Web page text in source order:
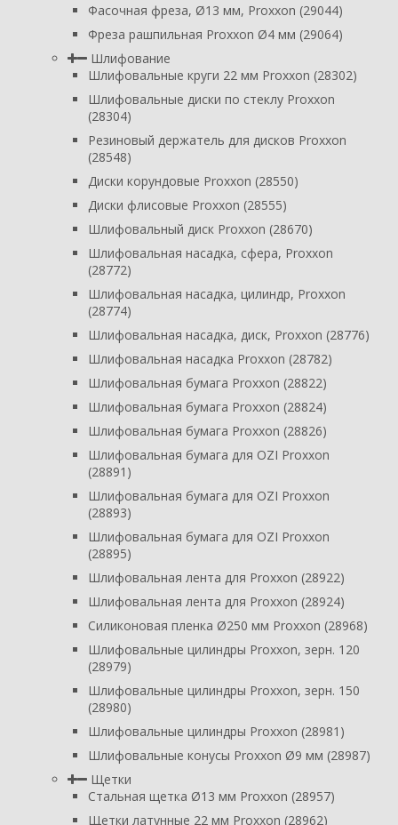
Фасочная фреза, Ø13 мм, Proxxon (29044)
Фреза рашпильная Proxxon Ø4 мм (29064)
Шлифование
Шлифовальные круги 22 мм Proxxon (28302)
Шлифовальные диски по стеклу Proxxon
(28304)
Резиновый держатель для дисков Proxxon
(28548)
Диски корундовые Proxxon (28550)
Диски флисовые Proxxon (28555)
Шлифовальный диск Proxxon (28670)
Шлифовальная насадка, сфера, Proxxon
(28772)
Шлифовальная насадка, цилиндр, Proxxon
(28774)
Шлифовальная насадка, диск, Proxxon (28776)
Шлифовальная насадка Proxxon (28782)
Шлифовальная бумага Proxxon (28822)
Шлифовальная бумага Proxxon (28824)
Шлифовальная бумага Proxxon (28826)
Шлифовальная бумага для OZI Proxxon
(28891)
Шлифовальная бумага для OZI Proxxon
(28893)
Шлифовальная бумага для OZI Proxxon
(28895)
Шлифовальная лента для Proxxon (28922)
Шлифовальная лента для Proxxon (28924)
Силиконовая пленка Ø250 мм Proxxon (28968)
Шлифовальные цилиндры Proxxon, зерн. 120
(28979)
Шлифовальные цилиндры Proxxon, зерн. 150
(28980)
Шлифовальные цилиндры Proxxon (28981)
Шлифовальные конусы Proxxon Ø9 мм (28987)
Щетки
Стальная щетка Ø13 мм Proxxon (28957)
Щетки латунные 22 мм Proxxon (28962)